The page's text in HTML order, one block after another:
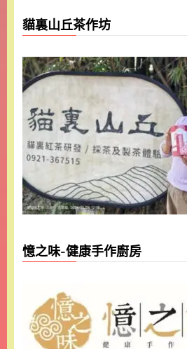
貓裏山丘茶作坊
憶之味-健康手作廚房